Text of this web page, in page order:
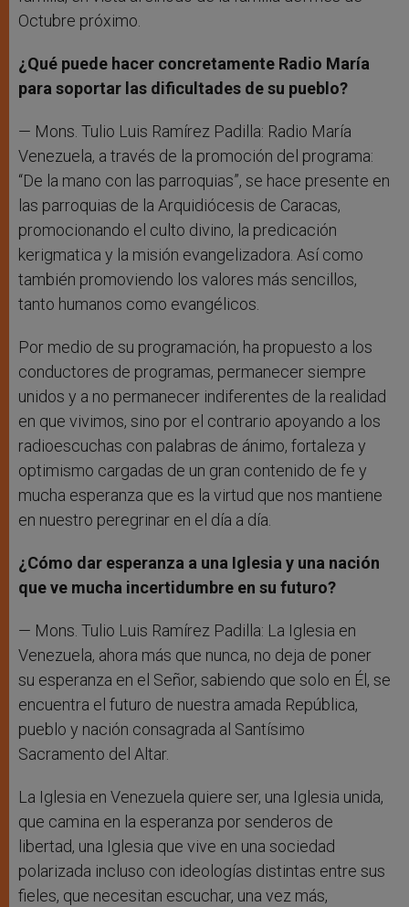
Octubre próximo.
¿Qué puede hacer concretamente Radio María
para soportar las dificultades de su pueblo?
— Mons. Tulio Luis Ramírez Padilla: Radio María
Venezuela, a través de la promoción del programa:
“De la mano con las parroquias”, se hace presente en
las parroquias de la Arquidiócesis de Caracas,
promocionando el culto divino, la predicación
kerigmatica y la misión evangelizadora. Así como
también promoviendo los valores más sencillos,
tanto humanos como evangélicos.
Por medio de su programación, ha propuesto a los
conductores de programas, permanecer siempre
unidos y a no permanecer indiferentes de la realidad
en que vivimos, sino por el contrario apoyando a los
radioescuchas con palabras de ánimo, fortaleza y
optimismo cargadas de un gran contenido de fe y
mucha esperanza que es la virtud que nos mantiene
en nuestro peregrinar en el día a día.
¿Cómo dar esperanza a una Iglesia y una nación
que ve mucha incertidumbre en su futuro?
— Mons. Tulio Luis Ramírez Padilla: La Iglesia en
Venezuela, ahora más que nunca, no deja de poner
su esperanza en el Señor, sabiendo que solo en Él, se
encuentra el futuro de nuestra amada República,
pueblo y nación consagrada al Santísimo
Sacramento del Altar.
La Iglesia en Venezuela quiere ser, una Iglesia unida,
que camina en la esperanza por senderos de
libertad, una Iglesia que vive en una sociedad
polarizada incluso con ideologías distintas entre sus
fieles, que necesitan escuchar, una vez más,